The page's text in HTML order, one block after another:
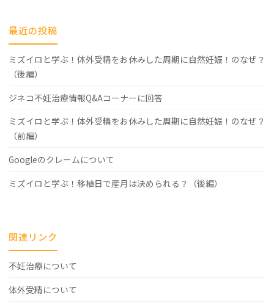
最近の投稿
ミズイロと学ぶ！体外受精をお休みした周期に自然妊娠！のなぜ？
（後編）
ジネコ不妊治療情報Q&Aコーナーに回答
ミズイロと学ぶ！体外受精をお休みした周期に自然妊娠！のなぜ？
（前編）
Googleのクレームについて
ミズイロと学ぶ！移植日で産月は決められる？（後編）
関連リンク
不妊治療について
体外受精について